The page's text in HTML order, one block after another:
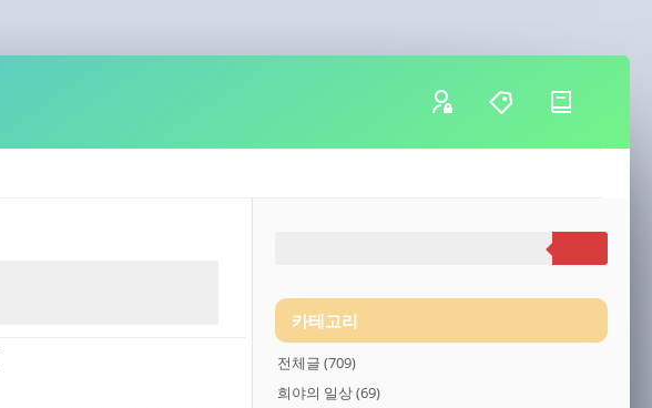
카테고리
전체글 (709)
희야의 일상(69)